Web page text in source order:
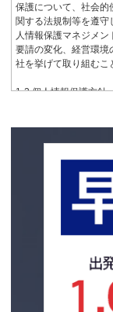
８、車両の確認点検の
に は、見積り料金の
９、輸送契約の完了は
賃、請 求金額を変更
第3 条（輸送の方法）
１、当社は、依頼主
輸 送条件を満たし、
輸送を 行います。輸
行います。 諸事情に
２、輸送にあたって
て は当社の指定する
弊社では、輸送中に生
ります。
1.車両の欠陥、製造上
劣化、虫害また は鳥
2.輸送中の飛び石によ
例１） 通常輸送時の
例２） クラッチのワ
例３） ライト、ウイ
例４） タイヤのパンク
4.通常輸送中におき
5.輸送中におきた積載
6.確認点検での発見が
保護について、社会的
関する法規制等を遵守
人情報保護マネジメ
要請の変化、経営環境
社を挙げて取り組むこ
1-2.個人情報保護方針
個人情報のご本人の
個人情報を第三者に
提供する場合には、
個人情報保護に関す
個人情報の漏えい、
リティ体制を継続的
個人情報取扱いに関
対応をさせていただき